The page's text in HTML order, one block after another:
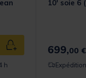
5 Customer Rating
Ajouter au panier
h
10' soie 6
699,00 €